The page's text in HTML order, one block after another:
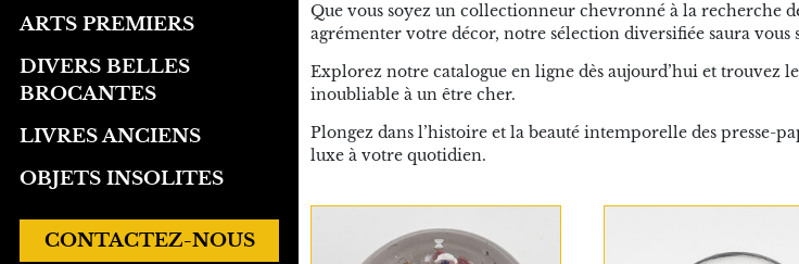
ARTS PREMIERS
DIVERS BELLES
BROCANTES
LIVRES ANCIENS
OBJETS INSOLITES
CONTACTEZ-NOUS
Que vous soyez un collectionneur chevronné à la recherche
agrémenter votre décor, notre sélection diversifiée saura vous
Explorez notre catalogue en ligne dès aujourd’hui et
inoubliable à un être cher.
Plongez dans l’histoire et la beauté intemporelle des presse-
luxe à votre quotidien.